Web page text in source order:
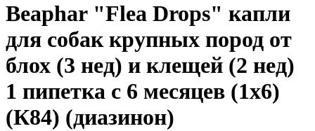
Beaphar "Flea Drops" капли
для собак крупных пород от
блох (3 нед) и клещей (2 нед)
1 пипетка с 6 месяцев (1х6)
(К84) (диазинон)